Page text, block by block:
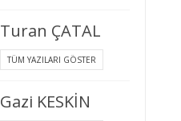
Turan ÇATAL
TÜM YAZILARI GÖSTER
Gazi KESKİN